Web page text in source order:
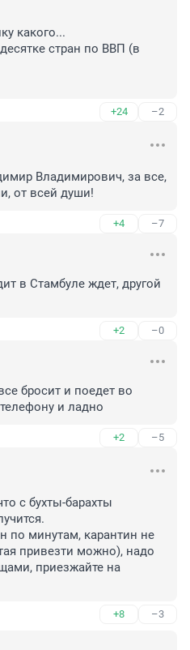
какого...
стран по ВВП (в
+24 –2
Владимирович, за все,
от всей души!
+4 –7
в Стамбуле ждет, другой
+2 –0
бросит и поедет во
и ладно
+2 –5
с бухты-барахты
по минутам, карантин не
привезти можно), надо
приезжайте на
+8 –3